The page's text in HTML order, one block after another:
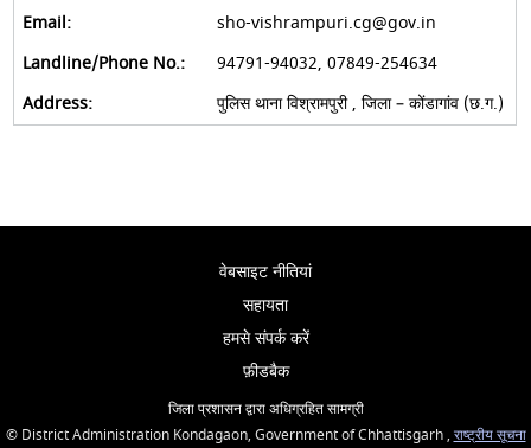
sho-vishrampuri.cg@gov.in
94791-94032, 07849-254634
पुलिस थाना विश्रामपुरी , जिला – कोंडागांव (छ.ग.)
वेबसाइट नीतियां
सहायता
हमसे संपर्क करें
फ़ीडबैक
जिला प्रशासन द्वारा अधिग्रहित सामग्री
© District Administration Kondagaon, Government of Chhattisgarh , राष्ट्रीय सूचना